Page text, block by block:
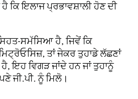
ਕਿ ਇਲਾਜ ਪ੍ਰਭਾਵਸ਼ਾਲੀ ਹੋਣ ਦੀ
ਸਮੱਸਿਆ ਹੈ, ਜਿਵੇਂ ਕਿ
ਤਾਂ ਜੇਕਰ ਤੁਹਾਡੇ ਲੱਛਣਾਂ
ਇਹ ਵਿਗੜ ਜਾਂਦੇ ਹਨ ਜਾਂ ਤੁਹਾਨੂੰ
ਜੀ.ਪੀ. ਨੂੰ ਮਿਲੋ।